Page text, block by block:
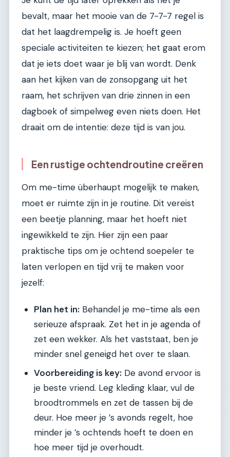
bevalt, maar het mooie van de 7-7-7 regel is
dat het laagdrempelig is. Je hoeft geen
speciale activiteiten te kiezen; het gaat erom
dat je iets doet waar je blij van wordt. Denk
aan het kijken van de zonsopgang uit het
raam, het schrijven van drie zinnen in een
dagboek of simpelweg even niets doen. Het
draait om de intentie: deze tijd is van jou.
Een rustige ochtendroutine creëren
Om me-time überhaupt mogelijk te maken,
moet er ruimte zijn in je routine. Dit vereist
een beetje planning, maar het hoeft niet
ingewikkeld te zijn. Hier zijn een paar
praktische tips om je ochtend soepeler te
laten verlopen en tijd vrij te maken voor
jezelf:
Plan het in: Behandel je me-time als een
serieuze afspraak. Zet het in je agenda of
zet een wekker. Als het vaststaat, ben je
minder snel geneigd het over te slaan.
Voorbereiding is key: De avond ervoor is
je beste vriend. Leg kleding klaar, vul de
broodtrommels en zet de tassen bij de
deur. Hoe meer je ’s avonds regelt, hoe
minder je ’s ochtends hoeft te doen en
hoe meer tijd je overhoudt.